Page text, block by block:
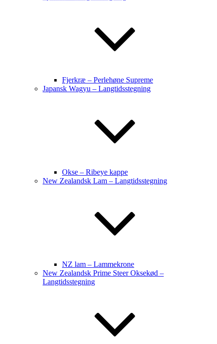
Fjerkræ – Perlehøne Supreme
Japansk Wagyu – Langtidsstegning
Okse – Ribeye kappe
New Zealandsk Lam – Langtidsstegning
NZ lam – Lammekrone
New Zealandsk Prime Steer Oksekød –
Langtidsstegning